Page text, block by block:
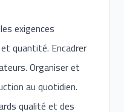
exigences
quantité. Encadrer
Organiser et
au quotidien.
qualité et des